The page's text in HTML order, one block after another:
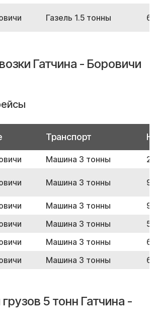
Газель 1.5 тонны
Гатчина - Боровичи
Транспорт
Машина 3 тонны
Машина 3 тонны
Машина 3 тонны
Машина 3 тонны
Машина 3 тонны
Машина 3 тонны
5 тонн Гатчина -